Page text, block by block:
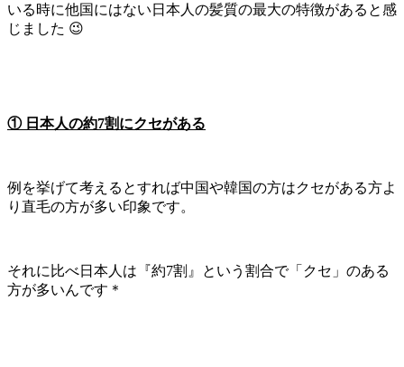
いる時に他国にはない日本人の髪質の最大の特徴があると感
じました 😉
① 日本人の約7割にクセがある
例を挙げて考えるとすれば中国や韓国の方はクセがある方よ
り直毛の方が多い印象です。
それに比べ日本人は『約7割』という割合で「クセ」のある
方が多いんです＊